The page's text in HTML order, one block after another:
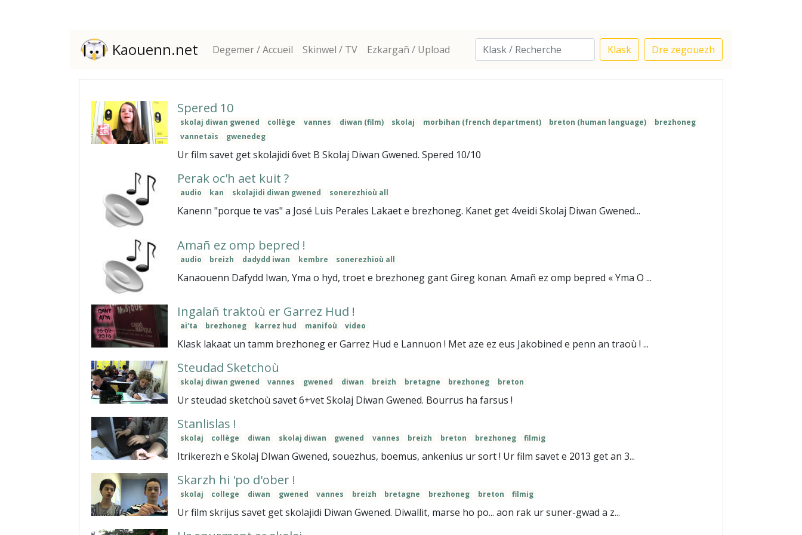
Kaouenn.net Degemer / Accueil Skinwel / TV Ezkargañ / Upload Klask Dre zegouezh
Spered 10
skolaj diwan gwened collège vannes diwan (film) skolaj morbihan (french department) breton (human language)
brezhoneg
vannetais
gwenedeg
Ur film savet get skolajidi 6vet B Skolaj Diwan Gwened. Spered 10/10
Perak oc'h aet kuit ?
audio kan skolajidi diwan gwened sonerezhioù all
Kanenn "porque te vas" a José Luis Perales Lakaet e brezhoneg. Kanet get 4veidi Skolaj Diwan Gwened...
Amañ ez omp bepred !
audio breizh dadydd iwan kembre sonerezhioù all
Kanaouenn Dafydd Iwan, Yma o hyd, troet e brezhoneg gant Gireg konan. Amañ ez omp bepred « Yma O ...
Ingalañ traktoù er Garrez Hud !
ai'ta brezhoneg karrez hud manifoù video
Klask lakaat un tamm brezhoneg er Garrez Hud e Lannuon ! Met aze ez eus Jakobined e penn an traoù ! ...
Steudad Sketchoù
skolaj diwan gwened vannes gwened diwan breizh bretagne brezhoneg breton
Ur steudad sketchoù savet 6+vet Skolaj Diwan Gwened. Bourrus ha farsus !
Stanlislas !
skolaj collège diwan skolaj diwan gwened vannes breizh breton brezhoneg filmig
Itrikerezh e Skolaj DIwan Gwened, souezhus, boemus, ankenius ur sort ! Ur film savet e 2013 get an 3...
Skarzh hi 'po d'ober !
skolaj college diwan gwened vannes breizh bretagne brezhoneg breton filmig
Ur film skrijus savet get skolajidi Diwan Gwened. Diwallit, marse ho po... aon rak ur suner-gwad a z...